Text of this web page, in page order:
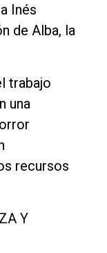
Inés
de Alba, la
trabajo
una
recursos
Y